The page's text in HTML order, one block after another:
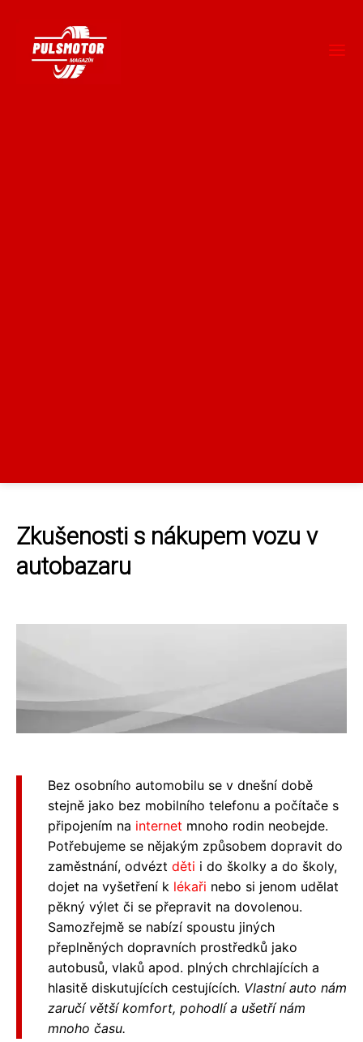
Zkušenosti s nákupem vozu v
autobazaru
Bez osobního automobilu se v dnešní době
stejně jako bez mobilního telefonu a počítače s
připojením na internet mnoho rodin neobejde.
Potřebujeme se nějakým způsobem dopravit do
zaměstnání, odvézt děti i do školky a do školy,
dojet na vyšetření k lékaři nebo si jenom udělat
pěkný výlet či se přepravit na dovolenou.
Samozřejmě se nabízí spoustu jiných
přeplněných dopravních prostředků jako
autobusů, vlaků apod. plných chrchlajících a
hlasitě diskutujících cestujících. Vlastní auto nám
zaručí větší komfort, pohodlí a ušetří nám
mnoho času.